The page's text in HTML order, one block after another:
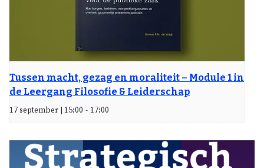
Tussen macht, gezag en moraliteit – Module 1 in
de Leergang Filosofie & Leiderschap
17 september | 15:00 - 17:00